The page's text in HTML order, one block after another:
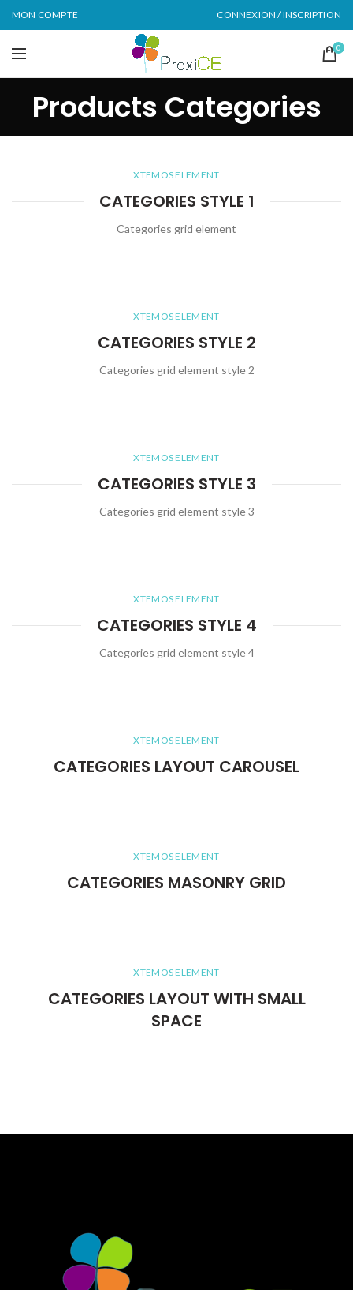
MON COMPTE CONNEXION / INSCRIPTION
0
Products Categories
XTEMOS ELEMENT
CATEGORIES STYLE 1
Categories grid element
XTEMOS ELEMENT
CATEGORIES STYLE 2
Categories grid element style 2
XTEMOS ELEMENT
CATEGORIES STYLE 3
Categories grid element style 3
XTEMOS ELEMENT
CATEGORIES STYLE 4
Categories grid element style 4
XTEMOS ELEMENT
CATEGORIES LAYOUT CAROUSEL
XTEMOS ELEMENT
CATEGORIES MASONRY GRID
XTEMOS ELEMENT
CATEGORIES LAYOUT WITH SMALL
SPACE